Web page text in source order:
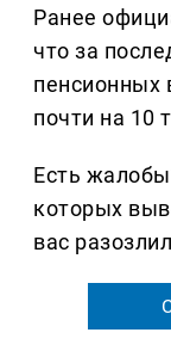
Ранее
что за
пенсионных
почти на 10
Есть
которых
вас